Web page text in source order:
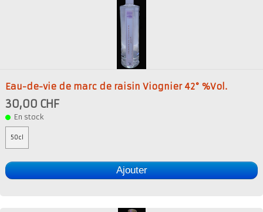
Eau-de-vie de marc de raisin Viognier 42° %Vol.
30,00 CHF
En stock
50cl
Ajouter